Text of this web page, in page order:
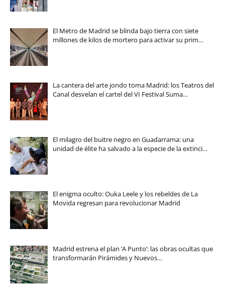
El Metro de Madrid se blinda bajo tierra con siete
millones de kilos de mortero para activar su prim…
La cantera del arte jondo toma Madrid: los Teatros del
Canal desvelan el cartel del VI Festival Suma…
El milagro del buitre negro en Guadarrama: una
unidad de élite ha salvado a la especie de la extinci…
El enigma oculto: Ouka Leele y los rebeldes de La
Movida regresan para revolucionar Madrid
Madrid estrena el plan ‘A Punto’: las obras ocultas que
transformarán Pirámides y Nuevos…